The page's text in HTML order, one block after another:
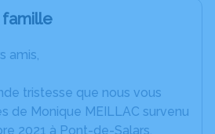
famille
amis,
tristesse que nous vous
de Monique MEILLAC survenu
2021 à Pont-de-Salars.